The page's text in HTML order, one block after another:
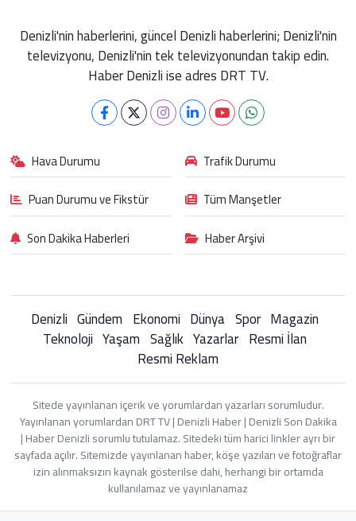
Denizli'nin haberlerini, güncel Denizli haberlerini; Denizli'nin
televizyonu, Denizli'nin tek televizyonundan takip edin.
Haber Denizli ise adres DRT TV.
Hava Durumu
Trafik Durumu
Puan Durumu ve Fikstür
Tüm Manşetler
Son Dakika Haberleri
Haber Arşivi
Denizli Gündem Ekonomi Dünya Spor Magazin
Teknoloji Yaşam Sağlık Yazarlar Resmi İlan
Resmi Reklam
Sitede yayınlanan içerik ve yorumlardan yazarları sorumludur.
Yayınlanan yorumlardan DRT TV | Denizli Haber | Denizli Son Dakika
| Haber Denizli sorumlu tutulamaz. Sitedeki tüm harici linkler ayrı bir
sayfada açılır. Sitemizde yayınlanan haber, köşe yazıları ve fotoğraflar
izin alınmaksızın kaynak gösterilse dahi, herhangi bir ortamda
kullanılamaz ve yayınlanamaz